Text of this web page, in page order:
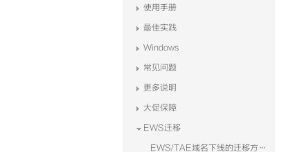
使用手册
最佳实践
Windows
常见问题
更多说明
大促保障
EWS迁移
EWS/TAE域名下线的迁移方案（仍使用EWS部署的方案）